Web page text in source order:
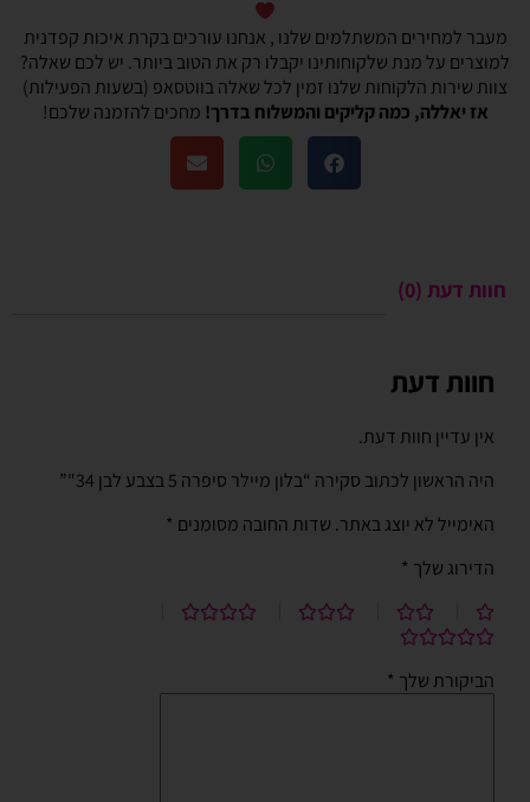
מעבר למחירים המשתלמים שלנו , אנחנו עורכים בקרת איכות קפדנית
למוצרים על מנת שלקוחותינו יקבלו רק את הטוב ביותר. יש לכם שאלה?
צוות שירות הלקוחות שלנו זמין לכל שאלה בווטסאפ (בשעות הפעילות)
אז יאללה, כמה קליקים והמשלוח בדרך! מחכים להזמנה שלכם!
חוות דעת (0)
חוות דעת
אין עדיין חוות דעת.
היה הראשון לכתוב סקירה “בלון מיילר סיפרה 5 בצבע לבן 34"”
האימייל לא יוצג באתר. שדות החובה מסומנים *
הדירוג שלך *
הביקורת שלך *